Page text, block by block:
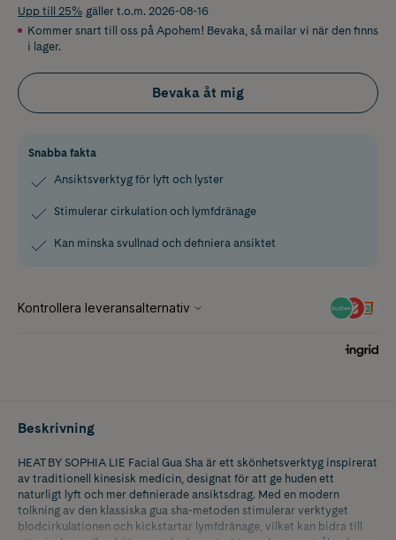
Upp till 25% gäller t.o.m. 2026-08-16
Kommer snart till oss på Apohem! Bevaka, så mailar vi när den finns
i lager.
Bevaka åt mig
Snabba fakta
Ansiktsverktyg för lyft och lyster
Stimulerar cirkulation och lymfdränage
Kan minska svullnad och definiera ansiktet
Beskrivning
HEAT BY SOPHIA LIE Facial Gua Sha är ett skönhetsverktyg inspirerat
av traditionell kinesisk medicin, designat för att ge huden ett
naturligt lyft och mer definierade ansiktsdrag. Med en modern
tolkning av den klassiska gua sha-metoden stimulerar verktyget
blodcirkulationen och kickstartar lymfdränage, vilket kan bidra till